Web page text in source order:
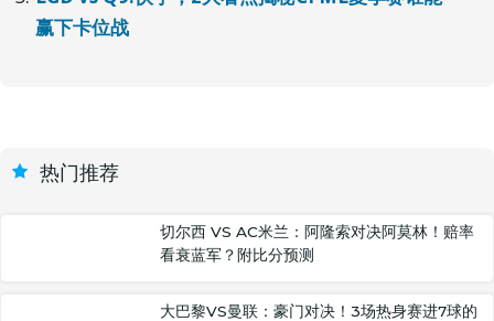
赢下卡位战
热门推荐
切尔西 VS AC米兰：阿隆索对决阿莫林！赔率
看衰蓝军？附比分预测
大巴黎VS曼联：豪门对决！3场热身赛进7球的